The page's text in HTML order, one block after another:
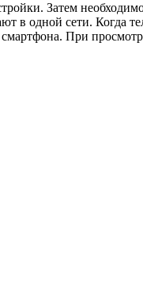
Затем
в одной сети. Когда
При